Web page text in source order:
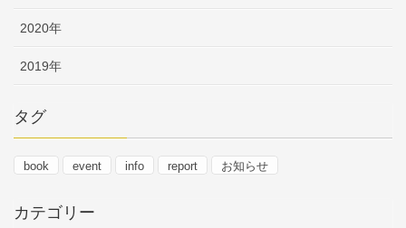
2020年
2019年
タグ
book event info report お知らせ
カテゴリー